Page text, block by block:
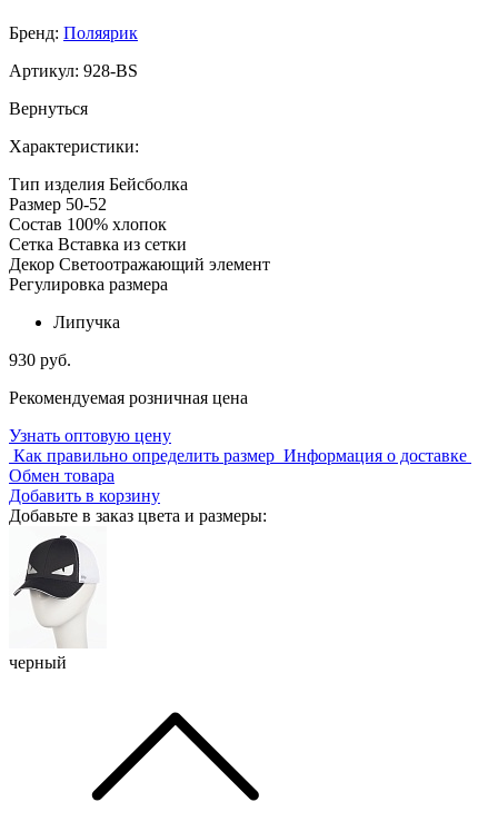
Бренд: Поляярик
Артикул: 928-BS
Вернуться
Характеристики:
Тип изделия Бейсболка
Размер 50-52
Состав 100% хлопок
Сетка Вставка из сетки
Декор Светоотражающий элемент
Регулировка размера
Липучка
930 руб.
Рекомендуемая розничная цена
Узнать оптовую цену
Как правильно определить размер Информация о доставке
Обмен товара
Добавить в корзину
Добавьте в заказ цвета и размеры:
черный